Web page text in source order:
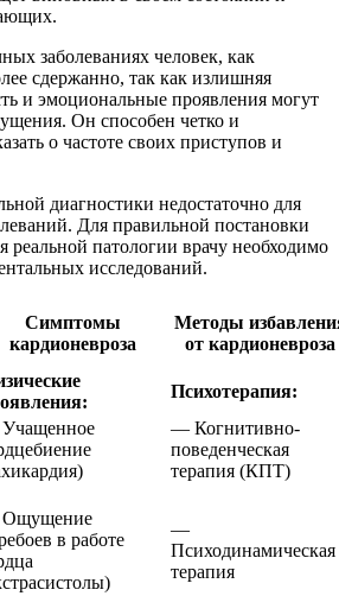
заболеваниях человек, как
сдержанно, так как излишняя
и эмоциональные проявления могут
Он способен четко и
о частоте своих приступов и
диагностики недостаточно для
Для правильной постановки
реальной патологии врачу необходимо
исследований.
Симптомы
кардионевроза
Методы
от кардионевроза
Психотерапия:
— Когнитивно-
поведенческая
терапия (КПТ)
в работе
—
Психодинамическая
терапия